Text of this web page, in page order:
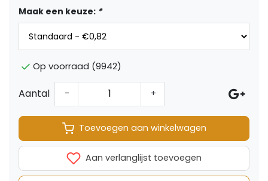
Maak een keuze: *
Op voorraad (9942)
Aantal - +
Toevoegen aan winkelwagen
Aan verlanglijst toevoegen